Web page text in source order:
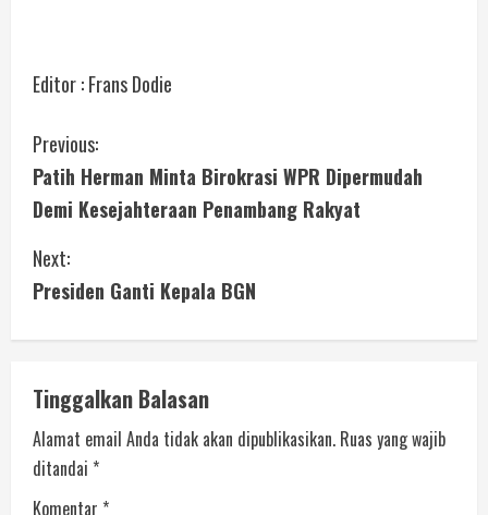
Editor : Frans Dodie
Previous:
Patih Herman Minta Birokrasi WPR Dipermudah
Demi Kesejahteraan Penambang Rakyat
Next:
Presiden Ganti Kepala BGN
Tinggalkan Balasan
Alamat email Anda tidak akan dipublikasikan. Ruas yang wajib
ditandai *
Komentar *